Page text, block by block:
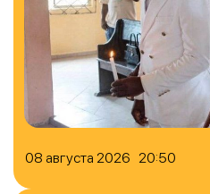
08 августа 2026 20:50